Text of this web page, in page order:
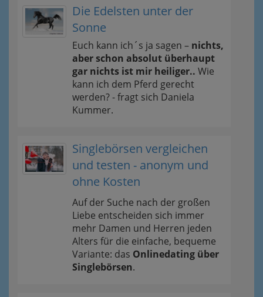
Die Edelsten unter der
Sonne
Euch kann ich´s ja sagen – nichts,
aber schon absolut überhaupt
gar nichts ist mir heiliger.. Wie
kann ich dem Pferd gerecht
werden? - fragt sich Daniela
Kummer.
Singlebörsen vergleichen
und testen - anonym und
ohne Kosten
Auf der Suche nach der großen
Liebe entscheiden sich immer
mehr Damen und Herren jeden
Alters für die einfache, bequeme
Variante: das Onlinedating über
Singlebörsen.